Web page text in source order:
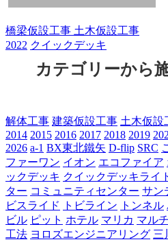
橋梁仮設工事 土木仮設工事
2022 クイックデッキ
カテゴリーから
解体工事 建築仮設工事 土木仮設
2014 2015 2016 2017 2018 2019
2026 a-1 BX東北鐵矢 D-flip SRC
ファーワン イオン エコファイア
ックデッキ クイックデッキライ
ター コミュニティセンター サン
ビスライド
トビライン トンネル
ビル ピット ホテル マリカ マル
工法 ヨロズエンジニアリング 三